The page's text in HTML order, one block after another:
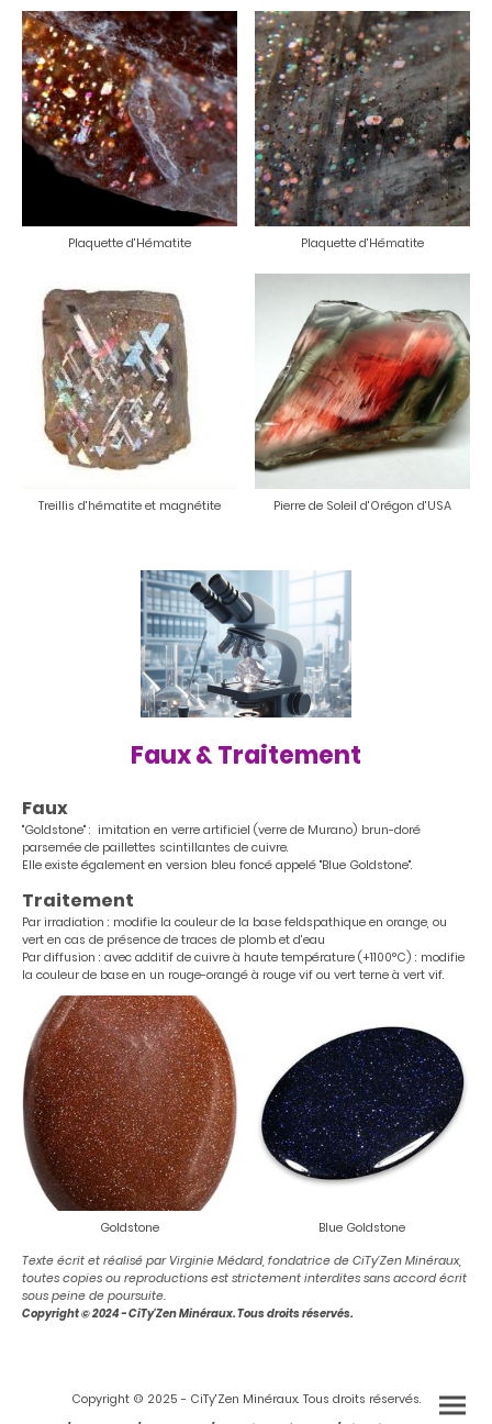
Plaquette d'Hématite Plaquette d'Hématite
Treillis d'hématite et magnétite Pierre de Soleil d'Orégon d'USA
Faux & Traitement
Faux
"Goldstone" : imitation en verre artificiel (verre de Murano) brun-doré
parsemée de paillettes scintillantes de cuivre.
Elle existe également en version bleu foncé appelé "Blue Goldstone".
Traitement
Par irradiation : modifie la couleur de la base feldspathique en orange, ou
vert en cas de présence de traces de plomb et d'eau
Par diffusion : avec additif de cuivre à haute température (+1100°C) : modifie
la couleur de base en un rouge-orangé à rouge vif ou vert terne à vert vif.
Goldstone
Blue Goldstone
Texte écrit et réalisé par Virginie Médard, fondatrice de CiTy'Zen Minéraux,
toutes copies ou reproductions est strictement interdites sans accord écrit
sous peine de poursuite.
Copyright © 2024 - CiTy'Zen Minéraux. Tous droits réservés.
Copyright © 2025 - CiTy'Zen Minéraux. Tous droits réservés.